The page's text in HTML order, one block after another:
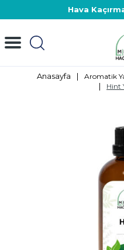
Hava
Anasayfa | Aromatik
| Hint